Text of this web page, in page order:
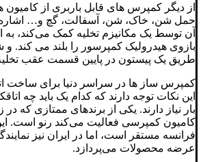
از دیگر کمپرس های قابل باربری از کامیون
حمل شن، خاک، شن، آسفالت، گچ و…
آن توسط یک مکانیزم تخلیه کمک می‌کند، به
بازوی هیدرولیک کمپرسور را بلند می کند. و
طریق یک پیستون در پایین قسمت عقب
کمپرس ساز ها در سراسر دنیا برای ساخت
این نکات توجه دارند که کدام یک باید چه
بار نیاز دارند. یکی از برندهای ممتازی که در
کامیون کمپرسی فعالیت می‌کند رنو است.
فرانسه مستقر است، اما در ایران نیز
عرضه محصولات می‌پردازد.